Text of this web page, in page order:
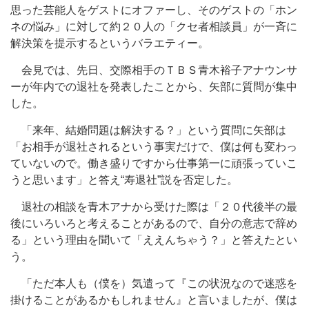
思った芸能人をゲストにオファーし、そのゲストの「ホン
ネの悩み」に対して約２０人の「クセ者相談員」が一斉に
解決策を提示するというバラエティー。
会見では、先日、交際相手のＴＢＳ青木裕子アナウンサ
ーが年内での退社を発表したことから、矢部に質問が集中
した。
「来年、結婚問題は解決する？」という質問に矢部は
「お相手が退社されるという事実だけで、僕は何も変わっ
ていないので。働き盛りですから仕事第一に頑張っていこ
うと思います」と答え“寿退社”説を否定した。
退社の相談を青木アナから受けた際は「２０代後半の最
後にいろいろと考えることがあるので、自分の意志で辞め
る」という理由を聞いて「ええんちゃう？」と答えたとい
う。
「ただ本人も（僕を）気遣って『この状況なので迷惑を
掛けることがあるかもしれません』と言いましたが、僕は